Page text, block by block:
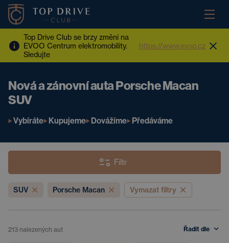
Top Drive Club se brzy změní na
EVOO Centrum elektromobility.
Sledujte
https://www.evoo.cz
Nová a zánovní auta Porsche Macan
SUV
Vybíráte Kupujeme Dovážíme Předáváme
Filtr
SUV Porsche Macan Vymazat filtry
213 nalezených aut Řadit dle